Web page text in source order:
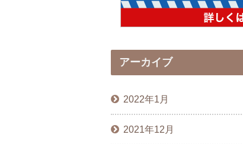
アーカイブ
2022年1月
2021年12月